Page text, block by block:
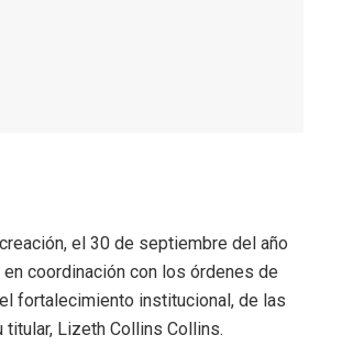
el 30 de septiembre del año
coordinación con los órdenes de
fortalecimiento institucional, de las
Lizeth Collins Collins.